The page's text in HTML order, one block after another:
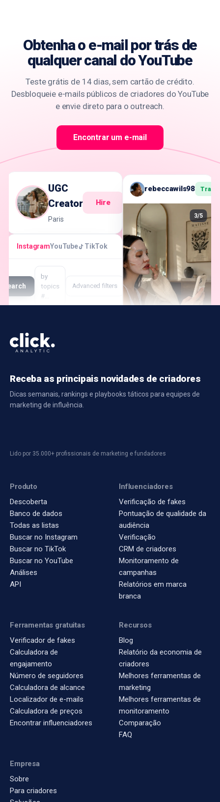
Obtenha o e-mail por trás de
qualquer canal do YouTube
Teste grátis de 14 dias, sem cartão de crédito.
Desbloqueie e-mails públicos de criadores do YouTube
e envie direto para o outreach.
Encontrar um e-mail
UGC
Creator
Paris
Hire
InstagramYouTube TikTok
Search
by
topics
#…
Advanced filters
rebeccawils98
3/5
Receba as principais novidades de criadores
Dicas semanais, rankings e playbooks táticos para equipes de
marketing de influência.
Lido por 35.000+ profissionais de marketing e fundadores
Produto
Descoberta
Banco de dados
Todas as listas
Buscar no Instagram
Buscar no TikTok
Buscar no YouTube
Análises
API
Influenciadores
Verificação de fakes
Pontuação de qualidade da
audiência
Verificação
CRM de criadores
Monitoramento de
campanhas
Relatórios em marca
branca
Ferramentas gratuitas
Verificador de fakes
Calculadora de
engajamento
Número de seguidores
Calculadora de alcance
Localizador de e-mails
Calculadora de preços
Encontrar influenciadores
Recursos
Blog
Relatório da economia de
criadores
Melhores ferramentas de
marketing
Melhores ferramentas de
monitoramento
Comparação
FAQ
Empresa
Sobre
Para criadores